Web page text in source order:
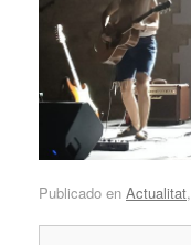
Publicado en Actualitat,